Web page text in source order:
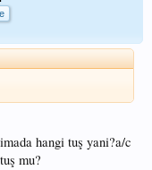
hangi tuş yani?a/c
mu?